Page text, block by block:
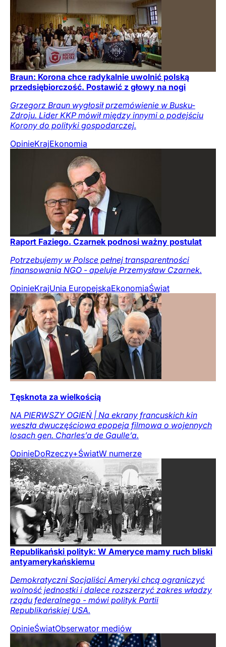
Braun: Korona chce radykalnie uwolnić polską
przedsiębiorczość. Postawić z głowy na nogi
Grzegorz Braun wygłosił przemówienie w Busku-
Zdroju. Lider KKP mówił między innymi o podejściu
Korony do polityki gospodarczej.
OpinieKrajEkonomia
Raport Faziego. Czarnek podnosi ważny postulat
Potrzebujemy w Polsce pełnej transparentności
finansowania NGO - apeluje Przemysław Czarnek.
OpinieKrajUnia EuropejskaEkonomiaŚwiat
Tęsknota za wielkością
NA PIERWSZY OGIEŃ | Na ekrany francuskich kin
weszła dwuczęściowa epopeja filmowa o wojennych
losach gen. Charles’a de Gaulle’a.
OpinieDoRzeczy+ŚwiatW numerze
Republikański polityk: W Ameryce mamy ruch bliski
antyamerykańskiemu
Demokratyczni Socjaliści Ameryki chcą ograniczyć
wolność jednostki i dalece rozszerzyć zakres władzy
rządu federalnego - mówi polityk Partii
Republikańskiej USA.
OpinieŚwiatObserwator mediów